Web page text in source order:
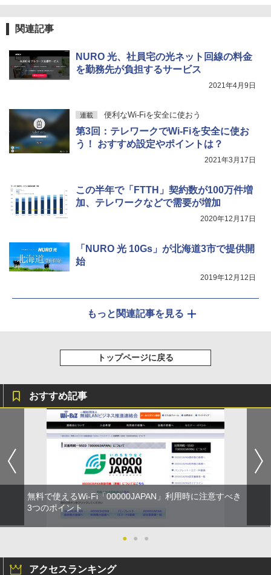
関連記事
NURO 光、社員宅の光ネット回線の料金
を勤務先が負担するサービス
2021年4月9日
連載 便利なWi-Fiを安全に使おう
第3回：テレワークでWi-Fiを安全に使お
う！ おすすめ設定やポイントは？
2021年3月17日
この半年で「FTTH」契約数が100万件増
加、テレワークなどで需要が増加
2020年12月17日
「NURO 光 10Gs」が北海道3市で提供開
始
2019年12月12日
もっと関連記事を見る
トップページに戻る
おすすめ記事
無料で使えるWi-Fi「00000JAPAN」利用時に注意すべき
3つのポイント
● ● ●
アクセスランキング